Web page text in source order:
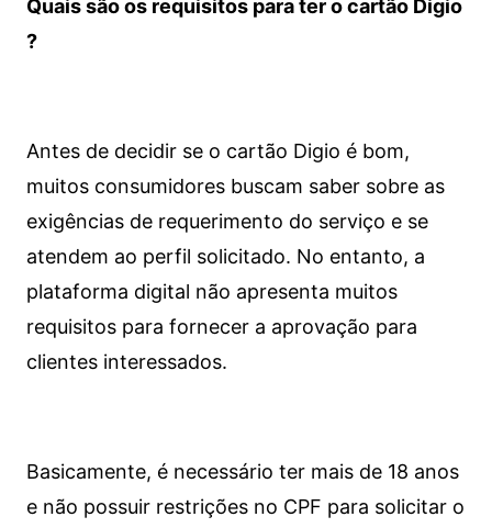
Quais são os requisitos para ter o cartão Digio
?
Antes de decidir se o cartão Digio é bom,
muitos consumidores buscam saber sobre as
exigências de requerimento do serviço e se
atendem ao perfil solicitado. No entanto, a
plataforma digital não apresenta muitos
requisitos para fornecer a aprovação para
clientes interessados.
Basicamente, é necessário ter mais de 18 anos
e não possuir restrições no CPF para solicitar o